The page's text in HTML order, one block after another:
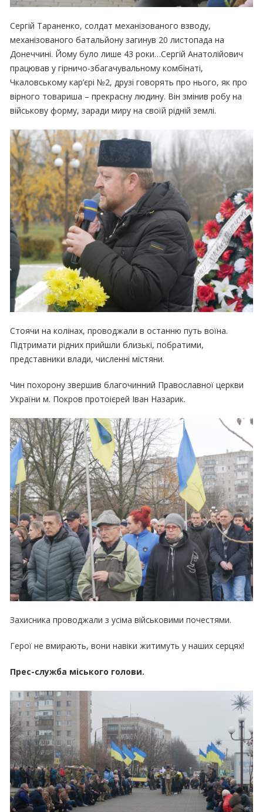
Сергій Тараненко, солдат механізованого взводу,
механізованого батальйону загинув 20 листопада на
Донеччині. Йому було лише 43 роки…Сергій Анатолійович
працював у гірничо-збагачувальному комбінаті,
Чкаловському кар’єрі №2, друзі говорять про нього, як про
вірного товариша – прекрасну людину. Він змінив робу на
військову форму, заради миру на своїй рідній землі.
Стоячи на колінах, проводжали в останню путь воїна.
Підтримати рідних прийшли близькі, побратими,
представники влади, численні містяни.
Чин похорону звершив благочинний Православної церкви
України м. Покров протоієрей Іван Назарик.
Захисника проводжали з усіма військовими почестями.
Герої не вмирають, вони навіки житимуть у наших серцях!
Прес-служба міського голови.